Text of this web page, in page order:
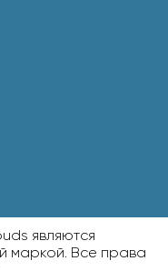
являются
маркой. Все права